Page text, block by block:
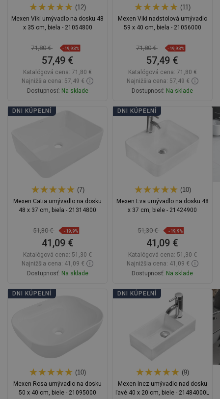
(12)
Mexen Viki umývadlo na dosku 48
x 35 cm, biela - 21054800
71,80 € -19,93%
57,49 €
Katalógová cena: 71,80 €
Najnižšia cena: 57,49 €
Dostupnosť: Na sklade
Do košíka
(11)
Mexen Viki nadstolová umývadlo
59 x 40 cm, biela - 21056000
71,80 € -19,93%
57,49 €
Katalógová cena: 71,80 €
Najnižšia cena: 57,49 €
Dostupnosť: Na sklade
Do košíka
Porovnaj
DNI KÚPEĽNÍ
(7)
Mexen Catia umývadlo na dosku
48 x 37 cm, biela - 21314800
51,30 € -19,9%
41,09 €
Katalógová cena: 51,30 €
Najnižšia cena: 41,09 €
Dostupnosť: Na sklade
Do košíka
DNI KÚPEĽNÍ
(10)
Mexen Eva umývadlo na dosku 48
x 37 cm, biele - 21424900
51,30 € -19,9%
41,09 €
Katalógová cena: 51,30 €
Najnižšia cena: 41,09 €
Dostupnosť: Na sklade
Do košíka
favorite_border Obľúbené
DNI KÚPEĽNÍ
(10)
Mexen Rosa umývadlo na dosku
50 x 40 cm, biele - 21095000
DNI KÚPEĽNÍ
(9)
Mexen Inez umývadlo nad dosku
ľavé 40 x 20 cm, biele - 21484000L